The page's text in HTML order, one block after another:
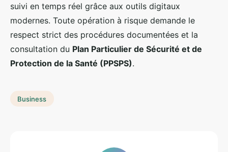
suivi en temps réel grâce aux outils digitaux
modernes. Toute opération à risque demande le
respect strict des procédures documentées et la
consultation du Plan Particulier de Sécurité et de
Protection de la Santé (PPSPS).
Business